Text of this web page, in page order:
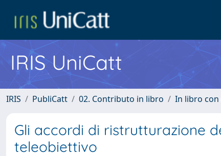
IRIS UniCatt
IRIS PubliCatt 02. Contributo in libro In libro con
Gli accordi di ristrutturazione
teleobiettivo